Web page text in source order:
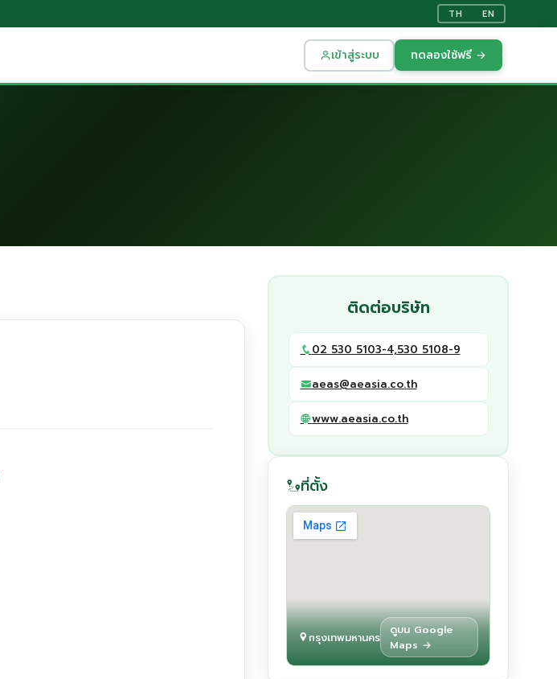
TH EN
เข้าสู่ระบบ ทดลองใช้ฟรี →
ติดต่อบริษัท
02 530 5103-4,530 5108-9
aeas@aeasia.co.th
www.aeasia.co.th
ที่ตั้ง
กรุงเทพมหานคร
ดูบน Google
Maps →